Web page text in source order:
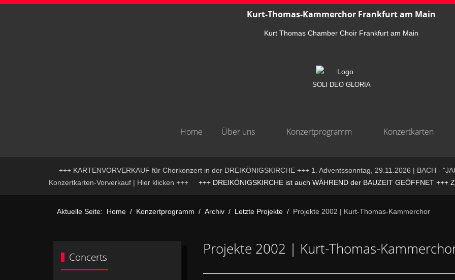
Kurt-Thomas-Kammerchor Frankfurt am Main
Kurt Thomas Chamber Choir Frankfurt am Main
SOLI DEO GLORIA
Home Über uns Konzertprogramm Konzertkarten
+++ KARTENVORVERKAUF für Chorkonzert in der DREIKÖNIGSKIRCHE +++ 1. Adventssonntag, 29.11.2026 | BACH -
Konzertkarten-Vorverkauf | Hier klicken +++ +++ DREIKÖNIGSKIRCHE ist auch WÄHREND der BAUZEIT GEÖFFNET +++
Aktuelle Seite: Home Konzertprogramm Archiv Letzte Projekte Projekte 2002 | Kurt-Thomas-Kammerchor
Concerts Projekte 2002 | Kurt-Thomas-